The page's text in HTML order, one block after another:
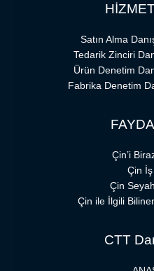
Satın Alma
Tedarik Zinciri
Ürün Denetim
Fabrika Denetim
Çin’i
Çin
Çin
Çin ile İlgili
CTT